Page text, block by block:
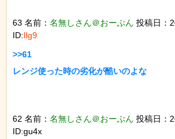
63 名前： 名無しさん＠おーぷん 投稿日：
ID:Ilg9
>>61
レンジ使った時の劣化が酷いのよな
62 名前： 名無しさん＠おーぷん 投稿日：
ID:gu4x